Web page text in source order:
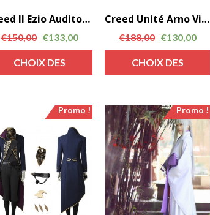
Creed II Ezio Auditore blanc Halloween cosplay costume Assassin
€150,00 €133,00
CHOIX DES
Creed Unité Arno Victor Dorian Gray Halloween cosplay costume Assassin
€188,00 €130,00
CHOIX DES
Promo ! Promo !